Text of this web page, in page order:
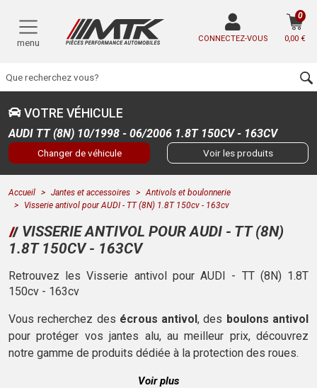
menu CONNECTEZ-VOUS 0,00 €
0
VOTRE VÉHICULE
AUDI TT (8N) 10/1998 - 06/2006 1.8T 150CV - 163CV
Changer de véhicule Voir les produits
Accueil Jantes et accessoires
Antivols et boulonnerie
Visserie antivol pour AUDI - TT (8N) 1.8T 150cv - 163cv
VISSERIE ANTIVOL POUR AUDI - TT (8N)
1.8T 150CV - 163CV
Retrouvez les Visserie antivol pour AUDI - TT (8N) 1.8T
150cv - 163cv
Vous recherchez des écrous antivol, des boulons antivol
pour protéger vos jantes alu, au meilleur prix, découvrez
notre gamme de produits dédiée à la protection des roues.
Voir plus